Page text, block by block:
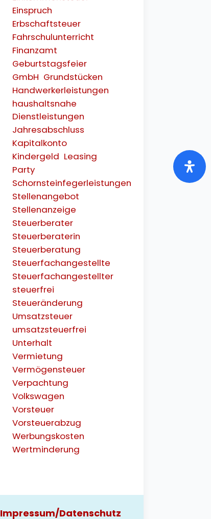
Einspruch
Erbschaftsteuer
Fahrschulunterricht
Finanzamt
Geburtstagsfeier
GmbH Grundstücken
Handwerkerleistungen
haushaltsnahe
Dienstleistungen
Jahresabschluss
Kapitalkonto
Kindergeld Leasing
Party
Schornsteinfegerleistungen
Stellenangebot
Stellenanzeige
Steuerberater
Steuerberaterin
Steuerberatung
Steuerfachangestellte
Steuerfachangestellter
steuerfrei
Steueränderung
Umsatzsteuer
umsatzsteuerfrei
Unterhalt
Vermietung
Vermögensteuer
Verpachtung
Volkswagen
Vorsteuer
Vorsteuerabzug
Werbungskosten
Wertminderung
Impressum/Datenschutz